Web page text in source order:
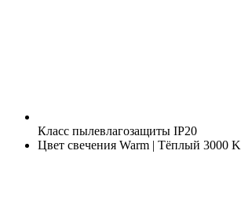
Класс пылевлагозащиты IP20
Цвет свечения Warm | Тёплый 3000 K